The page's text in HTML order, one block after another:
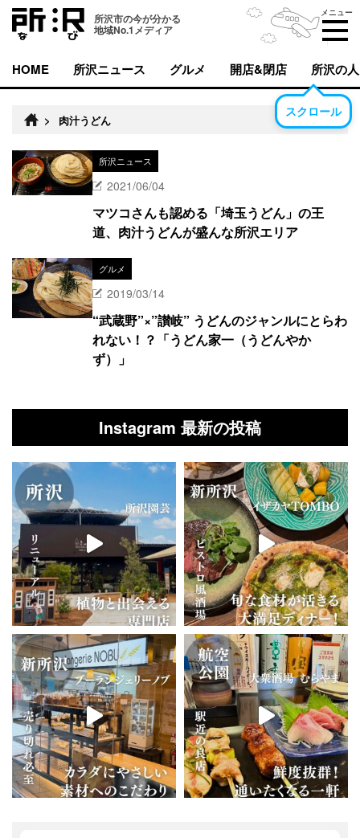
所沢市の今が分かる
地域No.1メディア
メニュー
HOME 所沢ニュース グルメ 開店&閉店 所沢の人
スクロール
> 肉汁うどん
所沢ニュース
2021/06/04
マツコさんも認める「埼玉うどん」の王
道、肉汁うどんが盛んな所沢エリア
グルメ
2019/03/14
“武蔵野”×”讃岐” うどんのジャンルにとらわ
れない！？「うどん家一（うどんやか
ず）」
Instagram 最新の投稿